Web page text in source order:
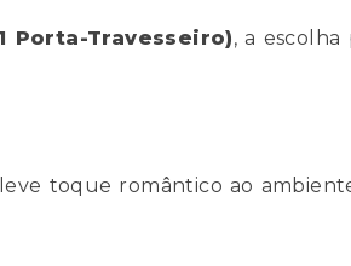
Porta-Travesseiro), a
toque romântico ao